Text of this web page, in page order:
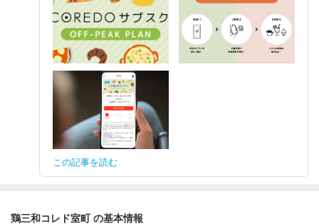
この記事を読む
鶏三和コレド室町 の基本情報